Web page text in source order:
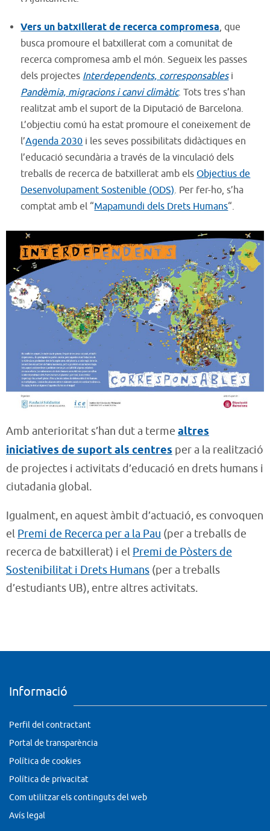
Vers un batxillerat de recerca compromesa, que
busca promoure el batxillerat com a comunitat de
recerca compromesa amb el món. Segueix les passes
dels projectes Interdependents, corresponsablesi
Pandèmia, migracions i canvi climàtic. Tots tres s’han
realitzat amb el suport de la Diputació de Barcelona.
L’objectiu comú ha estat promoure el coneixement de
l’Agenda 2030 i les seves possibilitats didàctiques en
l’educació secundària a través de la vinculació dels
treballs de recerca de batxillerat amb els Objectius de
Desenvolupament Sostenible (ODS). Per fer-ho, s’ha
comptat amb el “Mapamundi dels Drets Humans“.
Amb anterioritat s’han dut a terme altres
iniciatives de suport als centres per a la realització
de projectes i activitats d’educació en drets humans i
ciutadania global.
Igualment, en aquest àmbit d’actuació, es convoquen
el Premi de Recerca per a la Pau (per a treballs de
recerca de batxillerat) i el Premi de Pòsters de
Sostenibilitat i Drets Humans (per a treballs
d’estudiants UB), entre altres activitats.
Informació
Perfil del contractant
Portal de transparència
Política de cookies
Política de privacitat
Com utilitzar els continguts del web
Avís legal